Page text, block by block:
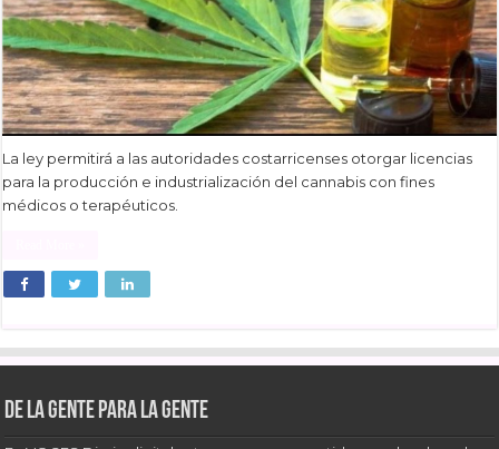
La ley permitirá a las autoridades costarricenses otorgar licencias
para la producción e industrialización del cannabis con fines
médicos o terapéuticos.
De la gente para la gente